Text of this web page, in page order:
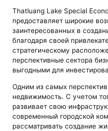
Thatluang Lake Special
предоставляет широкие
заинтересованных в
благодаря своей
стратегическому
перспективные сектора
выгодными для
Одним из самых
недвижимость. С учетом
развивает свою
современный городской
рассматривать создание